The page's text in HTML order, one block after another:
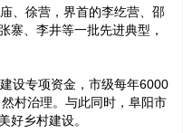
、徐营，界首的李纥营、邵
寨、李井等一批先进典型，
设专项资金，市级每年6000
村治理。与此同时，阜阳市
好乡村建设。